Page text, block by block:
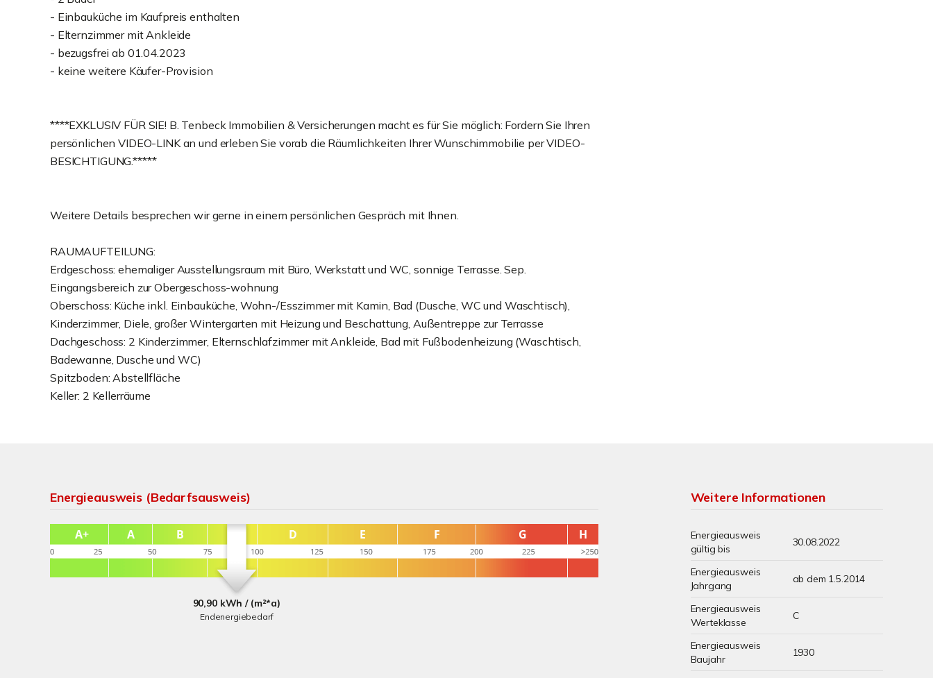
- Einbauküche im Kaufpreis enthalten
- Elternzimmer mit Ankleide
- bezugsfrei ab 01.04.2023
- keine weitere Käufer-Provision
****EXKLUSIV FÜR SIE! B. Tenbeck Immobilien & Versicherungen macht es für Sie möglich: Fordern Sie Ihren
persönlichen VIDEO-LINK an und erleben Sie vorab die Räumlichkeiten Ihrer Wunschimmobilie per VIDEO-
BESICHTIGUNG.*****
Weitere Details besprechen wir gerne in einem persönlichen Gespräch mit Ihnen.
RAUMAUFTEILUNG:
Erdgeschoss: ehemaliger Ausstellungsraum mit Büro, Werkstatt und WC, sonnige Terrasse. Sep.
Eingangsbereich zur Obergeschoss-wohnung
Oberschoss: Küche inkl. Einbauküche, Wohn-/Esszimmer mit Kamin, Bad (Dusche, WC und Waschtisch),
Kinderzimmer, Diele, großer Wintergarten mit Heizung und Beschattung, Außentreppe zur Terrasse
Dachgeschoss: 2 Kinderzimmer, Elternschlafzimmer mit Ankleide, Bad mit Fußbodenheizung (Waschtisch,
Badewanne, Dusche und WC)
Spitzboden: Abstellfläche
Keller: 2 Kellerräume
Energieausweis (Bedarfsausweis)
90,90 kWh / (m²*a)
Endenergiebedarf
Weitere Informationen
Energieausweis
gültig bis
30.08.2022
Energieausweis
Jahrgang
ab dem 1.5.2014
Energieausweis
Werteklasse
C
Energieausweis
Baujahr
1930